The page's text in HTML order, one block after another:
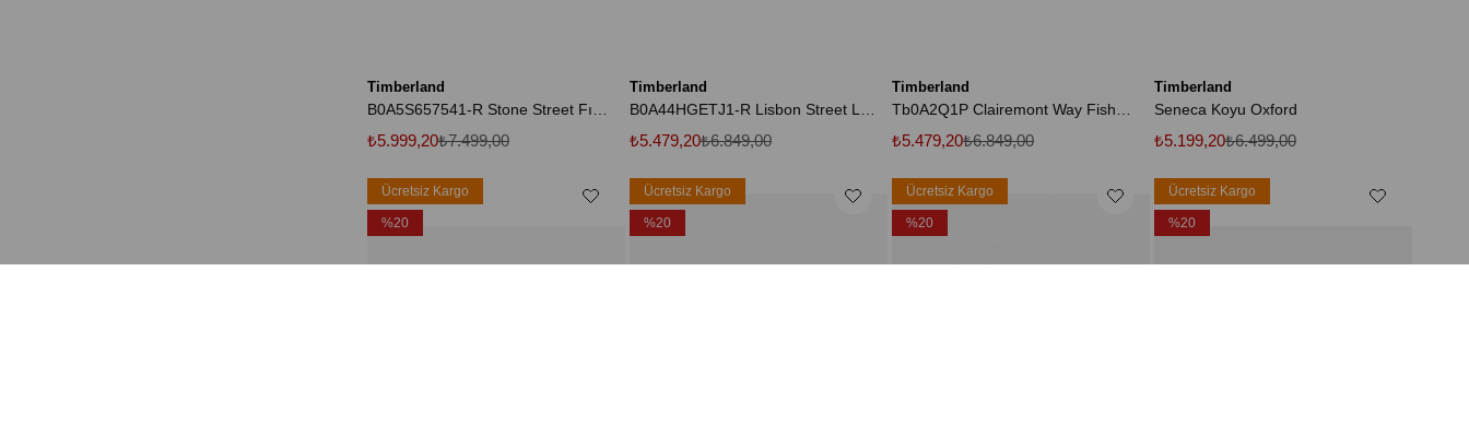
Timberland
₺5.999,20₺7.499,00
Timberland
₺5.479,20₺6.849,00
Timberland
₺5.479,20₺6.849,00
Timberland
Seneca Koyu Oxford
₺5.199,20₺6.499,00
Ücretsiz Kargo
%20
Ücretsiz Kargo
%20
Ücretsiz Kargo
%20
Ücretsiz Kargo
%20